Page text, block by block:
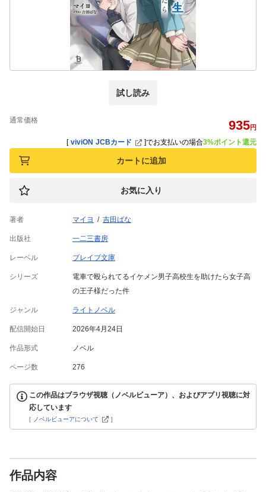
試し読み
通常価格 935円
[ viviON JCBカード ]でお支払いの場合3%ポイント還元
カートに追加
お気に入り
著者 マイヨ 吉田ばな
出版社 一二三書房
レーベル ブレイブ文庫
シリーズ
電車で殴られてるイケメン男子高校生を助けたら女子高
の王子様だった件
ジャンル ライトノベル
配信開始日 2026年4月24日
作品形式 ノベル
ページ数 276
この作品はブラウザ視聴（ノベルビューア）、およびアプリ視聴に対
応しています
[ ノベルビューアについて ]
作品内容